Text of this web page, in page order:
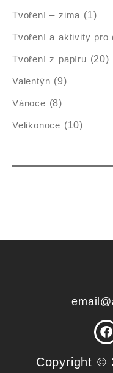
Tvoření – zima (1)
Tvoření a aktivity pro
Tvoření z papíru (20)
Valentýn (9)
Vánoce (8)
Velikonoce (10)
F
a
e
Copyright ©